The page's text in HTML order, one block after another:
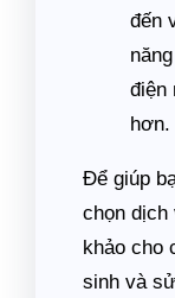
đến
điện
hơn.
Để giúp
chọn dịch
khảo cho
sinh và